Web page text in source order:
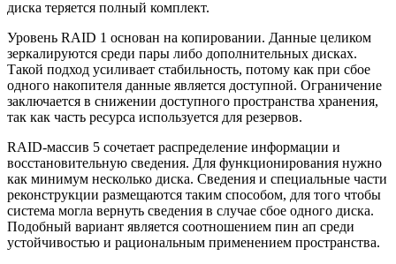
диска теряется полный комплект.
Уровень RAID 1 основан на копировании. Данные целиком
зеркалируются среди пары либо дополнительных дисках.
Такой подход усиливает стабильность, потому как при сбое
одного накопителя данные является доступной. Ограничение
заключается в снижении доступного пространства хранения,
так как часть ресурса используется для резервов.
RAID-массив 5 сочетает распределение информации и
восстановительную сведения. Для функционирования нужно
как минимум несколько диска. Сведения и специальные части
реконструкции размещаются таким способом, для того чтобы
система могла вернуть сведения в случае сбое одного диска.
Подобный вариант является соотношением пин ап среди
устойчивостью и рациональным применением пространства.